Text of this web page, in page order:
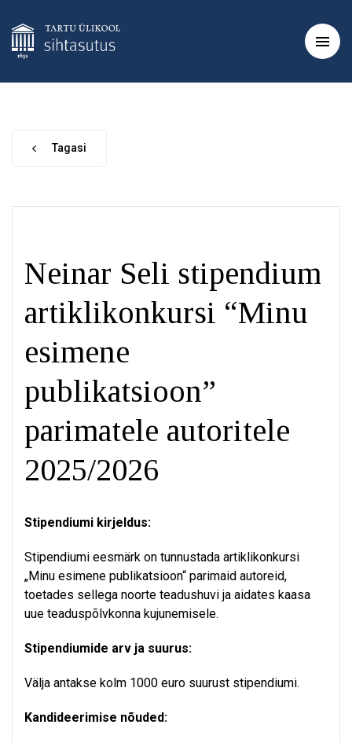
Tagasi
Neinar Seli stipendium
artiklikonkursi “Minu
esimene
publikatsioon”
parimatele autoritele
2025/2026
Stipendiumi kirjeldus:
Stipendiumi eesmärk on tunnustada artiklikonkursi
„Minu esimene publikatsioon“ parimaid autoreid,
toetades sellega noorte teadushuvi ja aidates kaasa
uue teaduspõlvkonna kujunemisele.
Stipendiumide arv ja suurus:
Välja antakse kolm 1000 euro suurust stipendiumi.
Kandideerimise nõuded: